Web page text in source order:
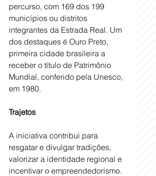
percurso, com 169 dos 199
municípios ou distritos
integrantes da Estrada Real. Um
dos destaques é Ouro Preto,
primeira cidade brasileira a
receber o título de Patrimônio
Mundial, conferido pela Unesco,
em 1980.
Trajetos
A iniciativa contribui para
resgatar e divulgar tradições,
valorizar a identidade regional e
incentivar o empreendedorismo.